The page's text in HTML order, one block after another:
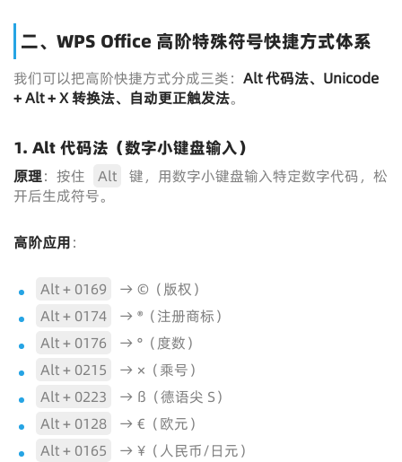
二、WPS Office 高阶特殊符号快捷方式体系
我们可以把高阶快捷方式分成三类： Alt 代码法、Unicode
+ Alt + X 转换法、自动更正触发法。
1. Alt 代码法（数字小键盘输入）
原理：按住 Alt
键，用数字小键盘输入特定数字代码，松
开后生成符号。
高阶应用：
Alt + 0169
→ ©（版权）
Alt + 0174
→ ®（注册商标）
Alt + 0176
→ °（度数）
Alt + 0215
→ ×（乘号）
Alt + 0223
→ ß（德语尖 S）
Alt + 0128
→ €（欧元）
Alt + 0165
→ ¥（人民币/日元）